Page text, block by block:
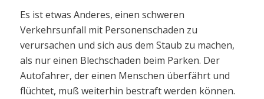
Es ist etwas Anderes, einen schweren
Verkehrsunfall mit Personenschaden zu
verursachen und sich aus dem Staub zu machen,
als nur einen Blechschaden beim Parken. Der
Autofahrer, der einen Menschen überfährt und
flüchtet, muß weiterhin bestraft werden können.